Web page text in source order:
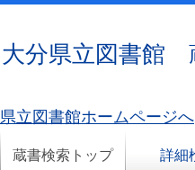
大分県立図書館
県立図書館ホームページへ
蔵書検索トップ 詳細